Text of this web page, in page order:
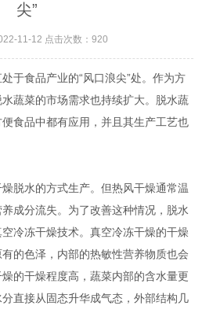
尖”
2022-11-12 点击次数：920
处于食品产业的“风口浪尖”处。作为方
菜的市场需求也持续扩大。脱水蔬
食品中都有应用，并且其生产工艺也
水的方式生产。但热风干燥通常温
分流失。为了改善这种情况，脱水
冷冻干燥技术。真空冷冻干燥的干燥
有的色泽，内部的热敏性营养物质也会
燥的干燥程度高，蔬菜内部的含水量更
水分直接从固态升华成气态，外部结构几